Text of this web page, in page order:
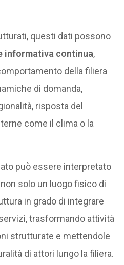
questi dati possono
informativa continua,
della filiera
di domanda,
risposta del
come il clima o la
può essere interpretato
non solo un luogo fisico di
in grado di integrare
trasformando attività
strutturate e mettendole
di attori lungo la filiera.